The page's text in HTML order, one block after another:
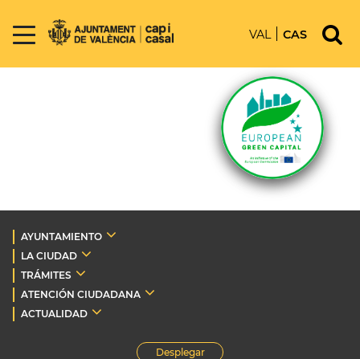
VAL CAS
AYUNTAMIENTO
LA CIUDAD
TRÁMITES
ATENCIÓN CIUDADANA
ACTUALIDAD
Desplegar